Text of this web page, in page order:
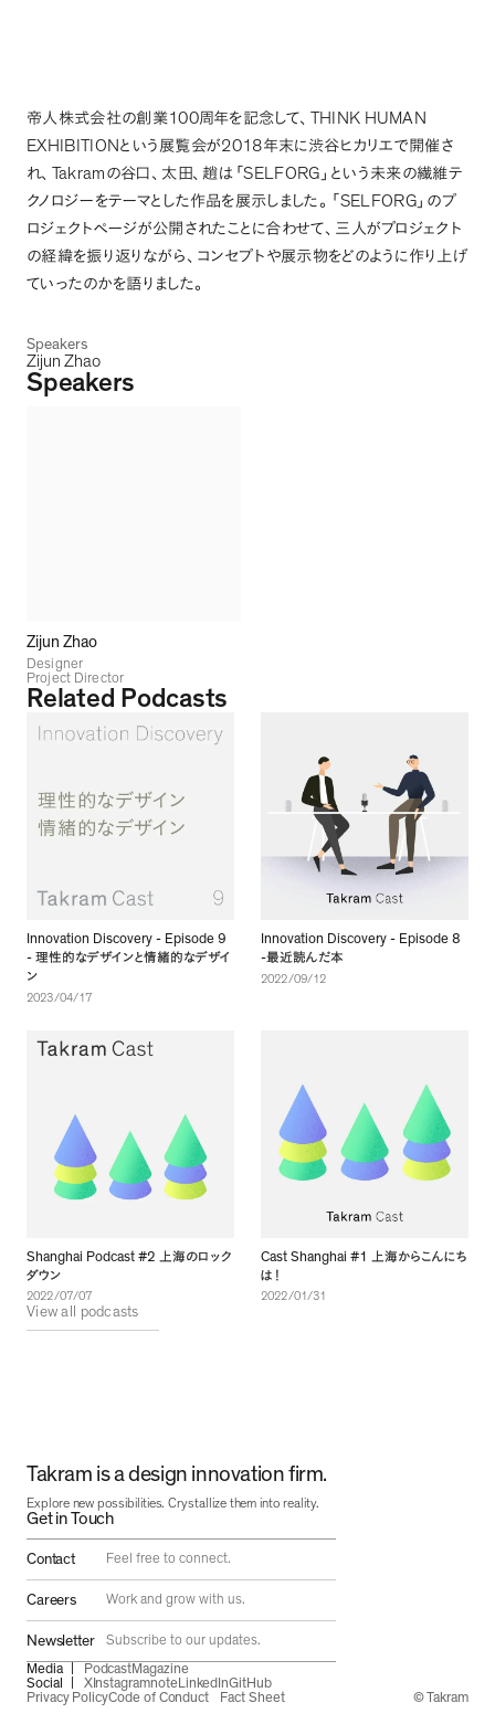
帝人株式会社の創業100周年を記念して、 THINK HUMAN
EXHIBITION という展覧会が2018年末に渋谷ヒカリエで開催さ
れ、 Takram の谷口 、 太田、 趙は 「SELFORG 」 という未来の繊維テ
クノロジーをテーマとした作品を展示しました。 「 SELFORG」 のプ
ロジェクトページが公開されたことに合わせて、 三人がプロジェクト
の経緯を振り返りながら 、 コンセプトや展示物をどのように作り上げ
ていったのかを語りました。
Speakers
Zijun Zhao
Speakers
Zijun Zhao
Designer
Project Director
Related Podcasts
Innovation Discovery - Episode 9
- 理性的なデザインと情緒的なデザイ
ン
2023/04/17
Innovation Discovery - Episode 8
-最近読んだ本
2022/09/12
Shanghai Podcast #2
上海のロック
ダウン
2022/07/07
Cast Shanghai #1
上海からこんにち
は ！
2022/01/31
View all podcasts
Takram is a design innovation firm.
Explore new possibilities. Crystallize them into reality.
Get in Touch
Contact Feel free to connect.
Careers Work and grow with us.
Newsletter
Subscribe to our updates.
Media
PodcastMagazine
Social
XInstagramnoteLinkedInGitHub
Privacy PolicyCode of Conduct Fact Sheet © Takram